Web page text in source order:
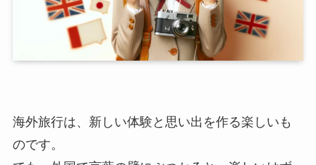
海外旅行は、新しい体験と思い出を作る楽しいも
のです。